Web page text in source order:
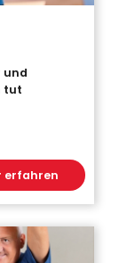
und
tut
erfahren